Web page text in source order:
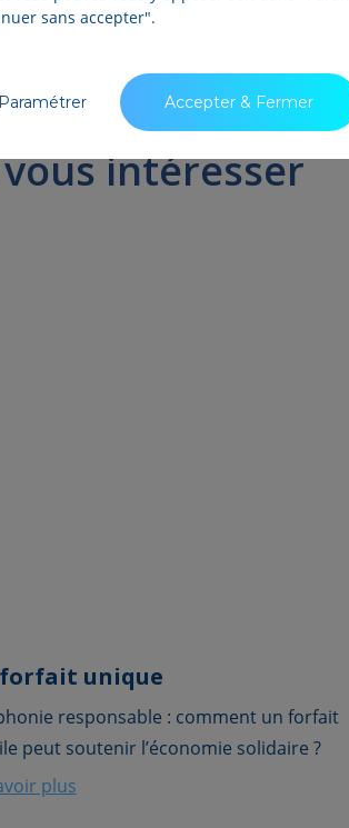
intéresser
unique
responsable : comment un forfait
peut soutenir l’économie solidaire ?
plus
sans accepter".
Paramétrer Accepter & Fermer